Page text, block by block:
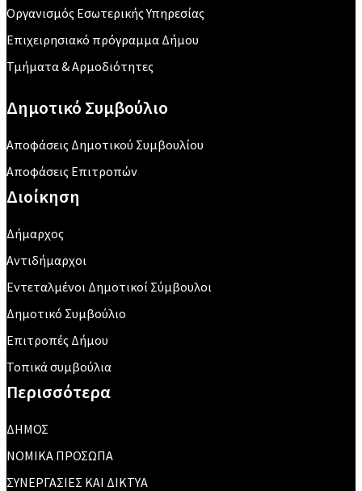
Οργανισμός Εσωτερικής Υπηρεσίας
Επιχειρησιακό πρόγραμμα Δήμου
Τμήματα & Αρμοδιότητες
Δημοτικό Συμβούλιο
Αποφάσεις Δημοτικού Συμβουλίου
Αποφάσεις Επιτροπών
Διοίκηση
Δήμαρχος
Αντιδήμαρχοι
Εντεταλμένοι Δημοτικοί Σύμβουλοι
Δημοτικό Συμβούλιο
Επιτροπές Δήμου
Τοπικά συμβούλια
Περισσότερα
ΔΗΜΟΣ
ΝΟΜΙΚΑ ΠΡΟΣΩΠΑ
ΣΥΝΕΡΓΑΣΙΕΣ ΚΑΙ ΔΙΚΤΥΑ